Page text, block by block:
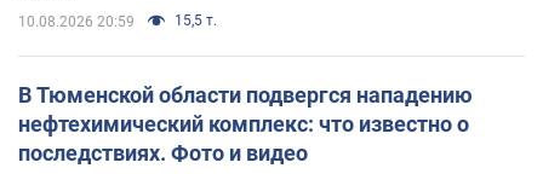
10.08.2026 20:59 15,5 т.
В Тюменской области подвергся нападению
нефтехимический комплекс: что известно о
последствиях. Фото и видео